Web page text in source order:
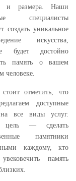
и размера. Наши
специалисты
создать уникальное
искусства,
будет достойно
память о вашем
человеке.
отметить, что
доступные
все виды услуг.
цель — сделать
памятники
каждому, кто
память